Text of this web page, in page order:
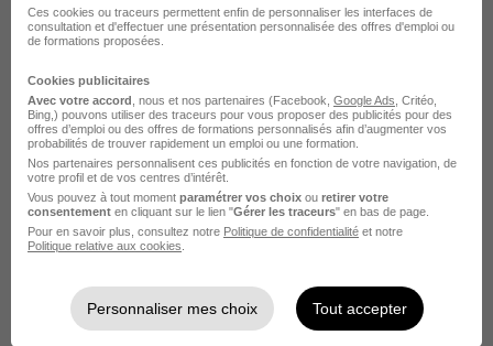
Assistant d'Enseignement Artistique
Spécialité Cuivres - Mairie de Wallers
H/F
Communes
Wallers - 59 Fonctionnaire
Voir l’offre
Ces cookies ou traceurs permettent enfin de personnaliser les interfaces de
consultation et d'effectuer une présentation personnalisée des offres d'emploi ou
de formations proposées.
Cookies publicitaires
Avec votre accord , nous et nos partenaires (Facebook, Google Ads , Critéo,
Bing,) pouvons utiliser des traceurs pour vous proposer des publicités pour des
offres d’emploi ou des offres de formations personnalisés afin d’augmenter vos
probabilités de trouver rapidement un emploi ou une formation.
Nos partenaires personnalisent ces publicités en fonction de votre navigation, de
votre profil et de vos centres d’intérêt.
Vous pouvez à tout moment paramétrer vos choix ou retirer votre
consentement en cliquant sur le lien "Gérer les traceurs" en bas de page.
Pour en savoir plus, consultez notre Politique de confidentialité et notre
Politique relative aux cookies
Personnaliser mes choix Tout accepter